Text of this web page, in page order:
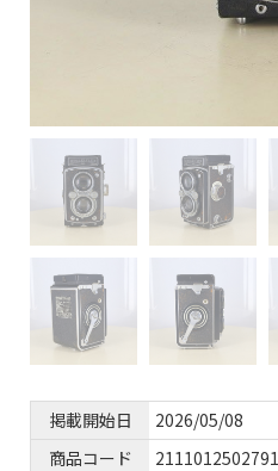
掲載開始日
2026/05/08
商品コード
2111012502791